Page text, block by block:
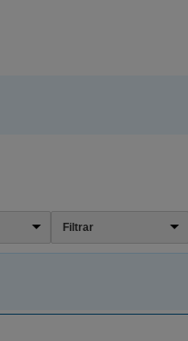
Filtrar